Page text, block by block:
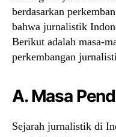
berdasarkan
bahwa jurnalistik
Berikut adalah masa-
perkembangan
A. Masa
Sejarah jurnalistik di